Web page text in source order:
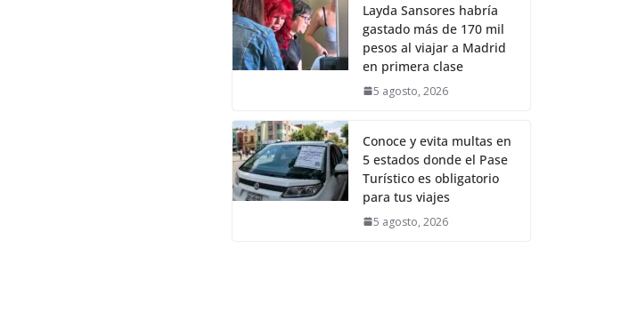
Layda Sansores habría
gastado más de 170 mil
pesos al viajar a Madrid
en primera clase
5 agosto, 2026
Conoce y evita multas en
5 estados donde el Pase
Turístico es obligatorio
para tus viajes
5 agosto, 2026